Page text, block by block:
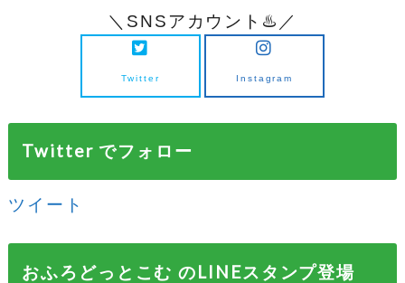
＼SNSアカウント♨️／
Twitter Instagram
Twitter でフォロー
ツイート
おふろどっとこむ のLINEスタンプ登場